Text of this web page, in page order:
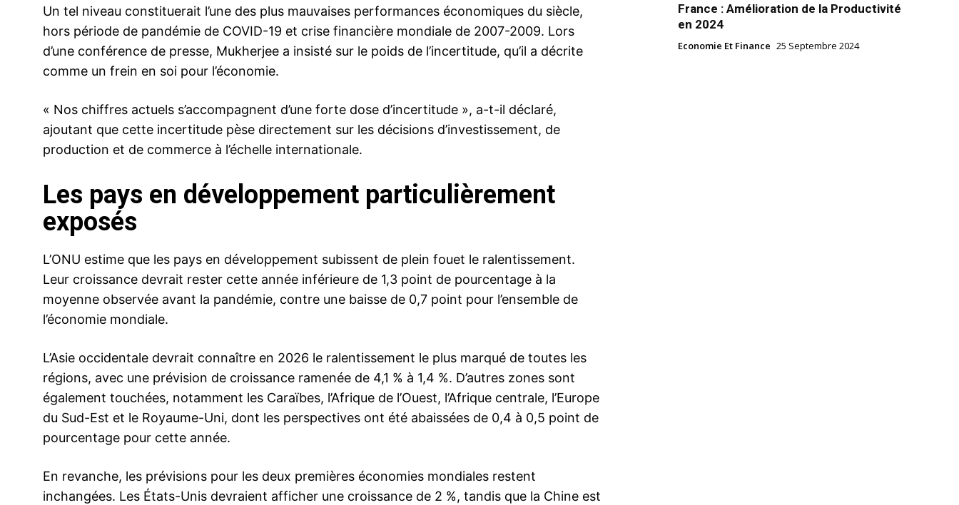
Un tel niveau constituerait l’une des plus mauvaises performances économiques du siècle,
hors période de pandémie de COVID-19 et crise financière mondiale de 2007-2009. Lors
d’une conférence de presse, Mukherjee a insisté sur le poids de l’incertitude, qu’il a décrite
comme un frein en soi pour l’économie.
« Nos chiffres actuels s’accompagnent d’une forte dose d’incertitude », a-t-il déclaré,
ajoutant que cette incertitude pèse directement sur les décisions d’investissement, de
production et de commerce à l’échelle internationale.
Les pays en développement particulièrement
exposés
L’ONU estime que les pays en développement subissent de plein fouet le ralentissement.
Leur croissance devrait rester cette année inférieure de 1,3 point de pourcentage à la
moyenne observée avant la pandémie, contre une baisse de 0,7 point pour l’ensemble de
l’économie mondiale.
L’Asie occidentale devrait connaître en 2026 le ralentissement le plus marqué de toutes les
régions, avec une prévision de croissance ramenée de 4,1 % à 1,4 %. D’autres zones sont
également touchées, notamment les Caraïbes, l’Afrique de l’Ouest, l’Afrique centrale, l’Europe
du Sud-Est et le Royaume-Uni, dont les perspectives ont été abaissées de 0,4 à 0,5 point de
pourcentage pour cette année.
En revanche, les prévisions pour les deux premières économies mondiales restent
inchangées. Les États-Unis devraient afficher une croissance de 2 %, tandis que la Chine est
France : Amélioration de la Productivité
en 2024
Economie Et Finance 25 Septembre 2024